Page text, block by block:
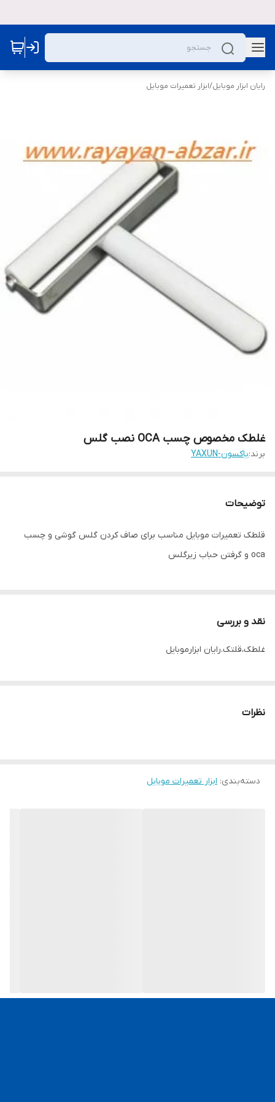
رایان ابزار موبایل/ابزار تعمیرات موبایل
غلطک مخصوص چسب OCA نصب گلس
برند:یاکسون-YAXUN
توضیحات
قلطک تعمیرات موبایل مناسب برای صاف کردن گلس گوشی و چسب
oca و گرفتن حباب زیرگلس
نقد و بررسی
غلطک،قلتک.رایان ابزارموبایل
نظرات
دسته‌بندی: ابزار تعمیرات موبایل